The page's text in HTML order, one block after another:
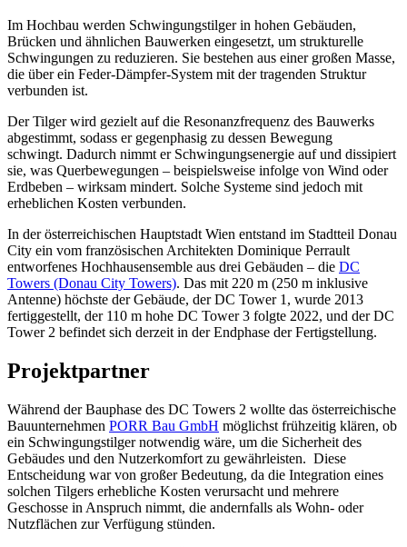
Im Hochbau werden Schwingungstilger in hohen Gebäuden,
Brücken und ähnlichen Bauwerken eingesetzt, um strukturelle
Schwingungen zu reduzieren. Sie bestehen aus einer großen Masse,
die über ein Feder-Dämpfer-System mit der tragenden Struktur
verbunden ist.
Der Tilger wird gezielt auf die Resonanzfrequenz des Bauwerks
abgestimmt, sodass er gegenphasig zu dessen Bewegung
schwingt. Dadurch nimmt er Schwingungsenergie auf und dissipiert
sie, was Querbewegungen – beispielsweise infolge von Wind oder
Erdbeben – wirksam mindert. Solche Systeme sind jedoch mit
erheblichen Kosten verbunden.
In der österreichischen Hauptstadt Wien entstand im Stadtteil Donau
City ein vom französischen Architekten Dominique Perrault
entworfenes Hochhausensemble aus drei Gebäuden – die DC
Towers (Donau City Towers). Das mit 220 m (250 m inklusive
Antenne) höchste der Gebäude, der DC Tower 1, wurde 2013
fertiggestellt, der 110 m hohe DC Tower 3 folgte 2022, und der DC
Tower 2 befindet sich derzeit in der Endphase der Fertigstellung.
Projektpartner
Während der Bauphase des DC Towers 2 wollte das österreichische
Bauunternehmen PORR Bau GmbH möglichst frühzeitig klären, ob
ein Schwingungstilger notwendig wäre, um die Sicherheit des
Gebäudes und den Nutzerkomfort zu gewährleisten. Diese
Entscheidung war von großer Bedeutung, da die Integration eines
solchen Tilgers erhebliche Kosten verursacht und mehrere
Geschosse in Anspruch nimmt, die andernfalls als Wohn- oder
Nutzflächen zur Verfügung stünden.